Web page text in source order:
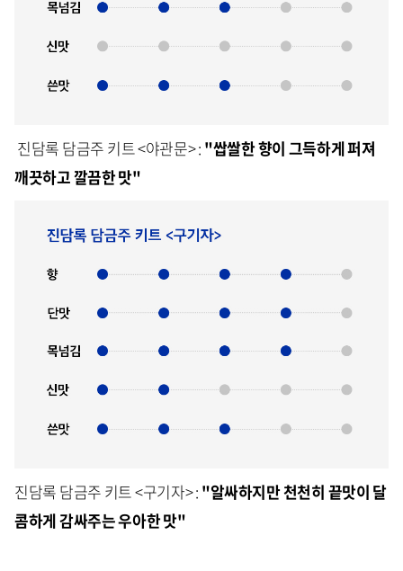
진담록 담금주 키트 <야관문> : "쌉쌀한 향이 그득하게 퍼져
깨끗하고 깔끔한 맛"
진담록 담금주 키트 <구기자> : "알싸하지만 천천히 끝맛이 달
콤하게 감싸주는 우아한 맛"